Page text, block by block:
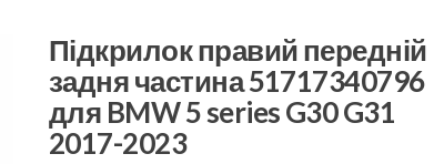
Підкрилок правий передній
задня частина 51717340796
для BMW 5 series G30 G31
2017-2023